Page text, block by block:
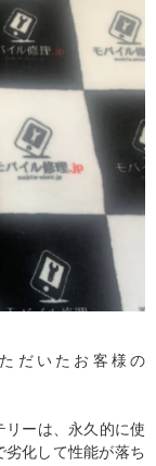
だいたお客様の
リーは、永久的に使
劣化して性能が落ち